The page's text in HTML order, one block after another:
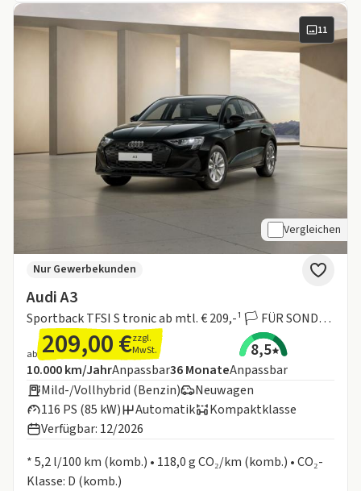
11
Vergleichen
Audi A3
Sportback TFSI S tronic ab mtl. € 209,-¹ 🏳️ FÜR SONDERZIELGRUPPEN 🏳️
Nur Gewerbekunden
ab 209,00 €zzgl.
MwSt.
8,5
Angebotsdetails:
Inklusive Laufleistung
10.000 km/JahrAnpassbarLaufzeit
36MonateAnpassbar
Mild-/Vollhybrid (Benzin)
Neuwagen
116 PS (85 kW)
Automatik
Kompaktklasse
Verfügbar: 12/2026
* 5,2 l/100 km (komb.) • 118,0 g CO₂/km (komb.) • CO₂-
Klasse: D (komb.)